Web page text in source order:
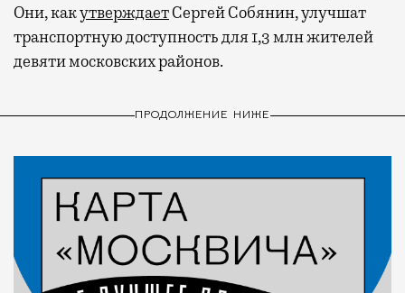
Они, какутверждаетСергей Собянин, улучшат
транспортную доступность для 1,3 млн жителей
девяти московских районов.
ПРОДОЛЖЕНИЕ НИЖЕ